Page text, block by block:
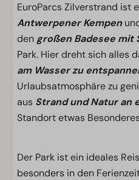
EuroParcs Zilverstrand ist
Antwerpener Kempen
den großen Badesee mit
Park. Hier dreht sich alles
am Wasser zu
Urlaubsatmosphäre zu
aus Strand und Natur an
Standort etwas
Der Park ist ein ideales
besonders in den